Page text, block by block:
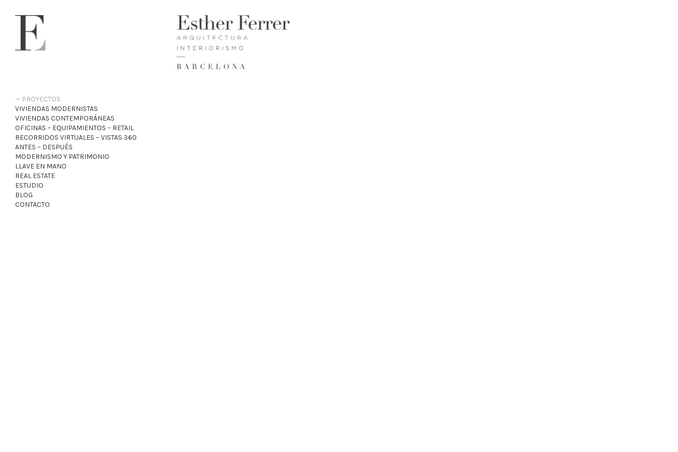
PROYECTOS
VIVIENDAS MODERNISTAS
VIVIENDAS CONTEMPORÁNEAS
OFICINAS – EQUIPAMIENTOS – RETAIL
RECORRIDOS VIRTUALES – VISTAS 360
ANTES – DESPUÉS
MODERNISMO Y PATRIMONIO
LLAVE EN MANO
REAL ESTATE
ESTUDIO
BLOG
CONTACTO